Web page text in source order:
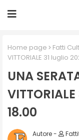
Home page Fatti
VITTORIALE 31 luglio
UNA
18.00